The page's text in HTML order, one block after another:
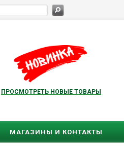
ПРОСМОТРЕТЬ НОВЫЕ ТОВАРЫ
МАГАЗИНЫ И КОНТАКТЫ